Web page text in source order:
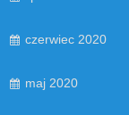
czerwiec 2020
maj 2020